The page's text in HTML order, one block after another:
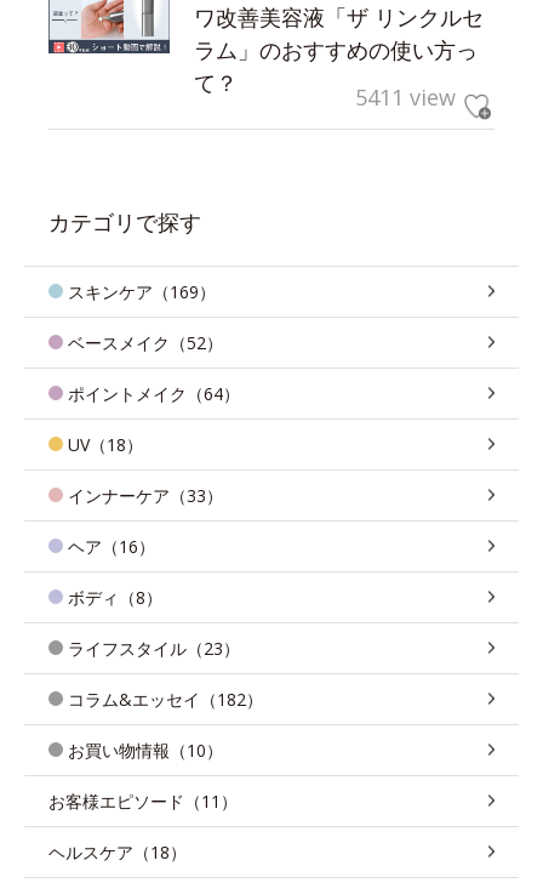
ワ改善美容液「ザ リンクルセ
ラム」のおすすめの使い方っ
て？
5411 view
カテゴリで探す
スキンケア（169）
ベースメイク（52）
ポイントメイク（64）
UV（18）
インナーケア（33）
ヘア（16）
ボディ（8）
ライフスタイル（23）
コラム&エッセイ（182）
お買い物情報（10）
お客様エピソード（11）
ヘルスケア（18）